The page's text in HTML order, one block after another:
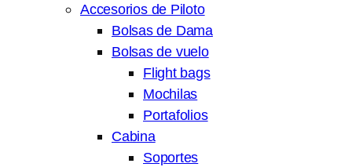
Accesorios de Piloto
Bolsas de Dama
Bolsas de vuelo
Flight bags
Mochilas
Portafolios
Cabina
Soportes